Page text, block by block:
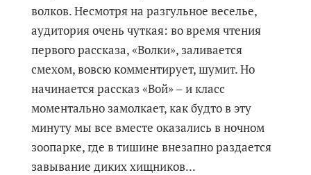
волков. Несмотря на разгульное веселье,
аудитория очень чуткая: во время чтения
первого рассказа, «Волки», заливается
смехом, вовсю комментирует, шумит. Но
начинается рассказ «Вой» – и класс
моментально замолкает, как будто в эту
минуту мы все вместе оказались в ночном
зоопарке, где в тишине внезапно раздается
завывание диких хищников...